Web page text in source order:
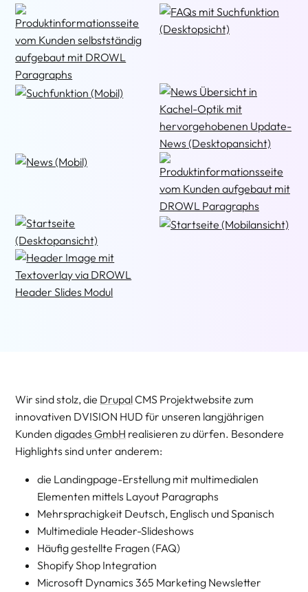
Wir sind stolz, die DrupalCMS Projektwebsite zum
innovativen DVISION HUD für unseren langjährigen
Kundendigades GmbH realisieren zu dürfen. Besondere
Highlights sind unter anderem:
die Landingpage-Erstellung mit multimedialen
Elementen mittels Layout Paragraphs
Mehrsprachigkeit Deutsch, Englisch und Spanisch
Multimediale Header-Slideshows
Häufig gestellte Fragen (FAQ)
Shopify Shop Integration
Microsoft Dynamics 365 Marketing Newsletter